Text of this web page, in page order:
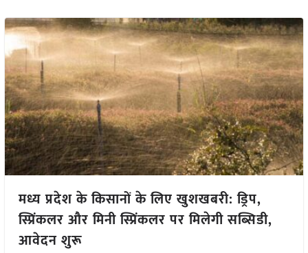
मध्य प्रदेश के किसानों के लिए खुशखबरी: ड्रिप,
स्प्रिंकलर और मिनी स्प्रिंकलर पर मिलेगी सब्सिडी,
आवेदन शुरू